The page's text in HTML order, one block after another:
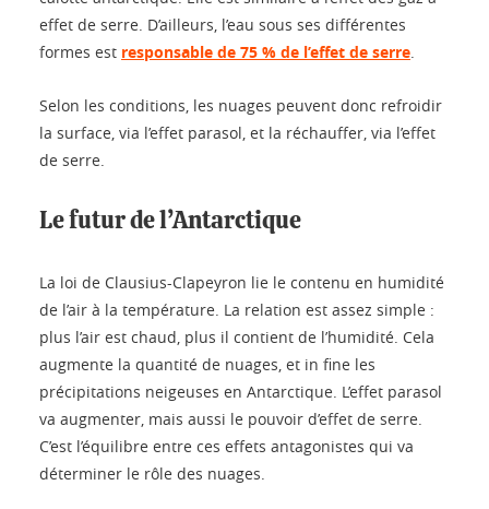
effet de serre. D’ailleurs, l’eau sous ses différentes
formes est responsable de 75 % de l’effet de serre.
Selon les conditions, les nuages peuvent donc refroidir
la surface, via l’effet parasol, et la réchauffer, via l’effet
de serre.
Le futur de l’Antarctique
La loi de Clausius-Clapeyron lie le contenu en humidité
de l’air à la température. La relation est assez simple :
plus l’air est chaud, plus il contient de l’humidité. Cela
augmente la quantité de nuages, et in fine les
précipitations neigeuses en Antarctique. L’effet parasol
va augmenter, mais aussi le pouvoir d’effet de serre.
C’est l’équilibre entre ces effets antagonistes qui va
déterminer le rôle des nuages.